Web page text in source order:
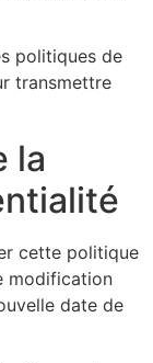
politiques de
transmettre
la
cette politique
modification
date de